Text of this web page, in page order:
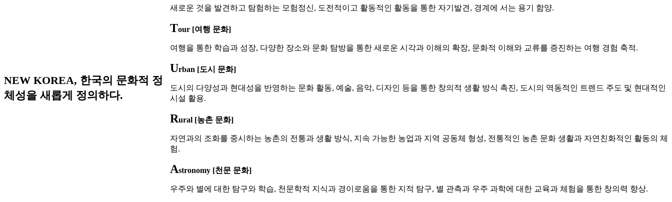
NEW KOREA, 한국의 문화적 정
체성을 새롭게 정의하다.
새로운 것을 발견하고 탐험하는 모험정신, 도전적이고 활동적인 활동을 통한 자기발견, 경계에 서는 용기 함양.
Tour [여행 문화]
여행을 통한 학습과 성장, 다양한 장소와 문화 탐방을 통한 새로운 시각과 이해의 확장, 문화적 이해와 교류를 증진하는 여행 경험 축적.
Urban [도시 문화]
도시의 다양성과 현대성을 반영하는 문화 활동, 예술, 음악, 디자인 등을 통한 창의적 생활 방식 촉진, 도시의 역동적인 트렌드 주도 및 현대적인
시설 활용.
Rural [농촌 문화]
자연과의 조화를 중시하는 농촌의 전통과 생활 방식, 지속 가능한 농업과 지역 공동체 형성, 전통적인 농촌 문화 생활과 자연친화적인 활동의 체
험.
Astronomy [천문 문화]
우주와 별에 대한 탐구와 학습, 천문학적 지식과 경이로움을 통한 지적 탐구, 별 관측과 우주 과학에 대한 교육과 체험을 통한 창의력 향상.